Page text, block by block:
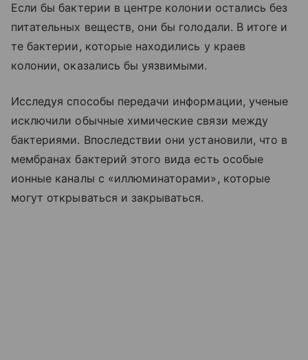
Если бы бактерии в центре колонии остались без
питательных веществ, они бы голодали. В итоге и
те бактерии, которые находились у краев
колонии, оказались бы уязвимыми.
Исследуя способы передачи информации, ученые
исключили обычные химические связи между
бактериями. Впоследствии они установили, что в
мембранах бактерий этого вида есть особые
ионные каналы с «иллюминаторами», которые
могут открываться и закрываться.